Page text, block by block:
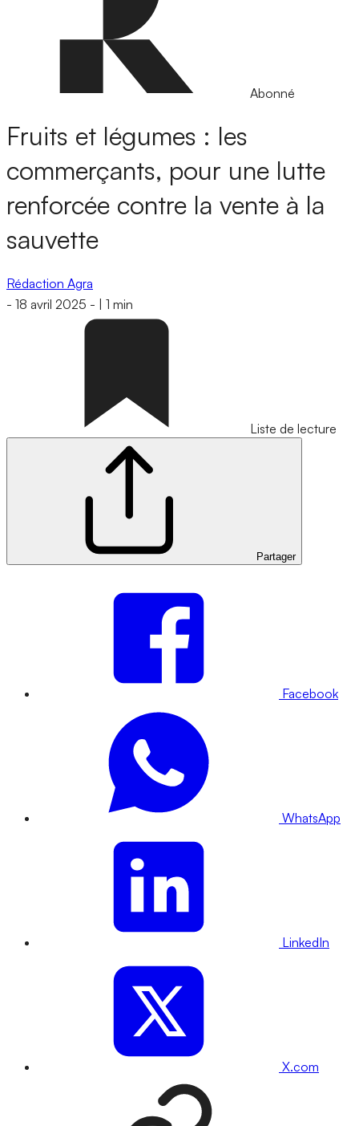
Abonné
Fruits et légumes : les
commerçants, pour une lutte
renforcée contre la vente à la
sauvette
Rédaction Agra
- 18 avril 2025 - 1 min
Liste de lecture
Partager
Facebook
WhatsApp
LinkedIn
X.com